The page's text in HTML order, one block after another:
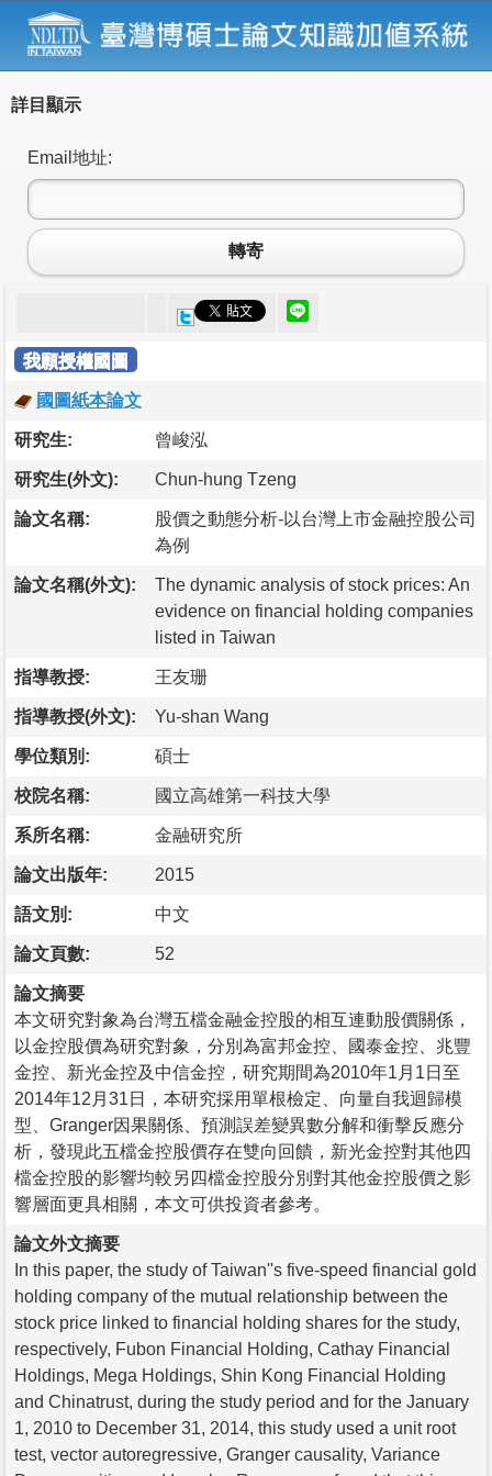
詳目顯示
Email地址:
轉寄
我願授權國圖
國圖紙本論文
研究生: 曾峻泓
研究生(外文): Chun-hung Tzeng
論文名稱:
股價之動態分析-以台灣上市金融控股公司
為例
論文名稱(外文):
The dynamic analysis of stock prices: An
evidence on financial holding companies
listed in Taiwan
指導教授: 王友珊
指導教授(外文): Yu-shan Wang
學位類別: 碩士
校院名稱: 國立高雄第一科技大學
系所名稱: 金融研究所
論文出版年: 2015
語文別: 中文
論文頁數: 52
論文摘要
本文研究對象為台灣五檔金融金控股的相互連動股價關係，
以金控股價為研究對象，分別為富邦金控、國泰金控、兆豐
金控、新光金控及中信金控，研究期間為2010年1月1日至
2014年12月31日，本研究採用單根檢定、向量自我迴歸模
型、Granger因果關係、預測誤差變異數分解和衝擊反應分
析，發現此五檔金控股價存在雙向回饋，新光金控對其他四
檔金控股的影響均較另四檔金控股分別對其他金控股價之影
響層面更具相關，本文可供投資者參考。
論文外文摘要
In this paper, the study of Taiwan''s five-speed financial gold
holding company of the mutual relationship between the
stock price linked to financial holding shares for the study,
respectively, Fubon Financial Holding, Cathay Financial
Holdings, Mega Holdings, Shin Kong Financial Holding
and Chinatrust, during the study period and for the January
1, 2010 to December 31, 2014, this study used a unit root
test, vector autoregressive, Granger causality, Variance